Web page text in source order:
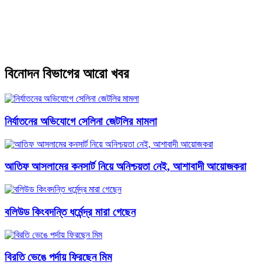
বিনোদন বিভাগের আরো খবর
নির্যাতনের অভিযোগে সেলিনা জেটলির মামলা
আতিফ আসলামের কনসার্ট নিয়ে অনিশ্চয়তা নেই, আশাবাদী আয়োজকরা
বলিউড কিংবদন্তি ধর্মেন্দ্র মারা গেছেন
বিরতি ভেঙে পর্দায় ফিরছেন মিম